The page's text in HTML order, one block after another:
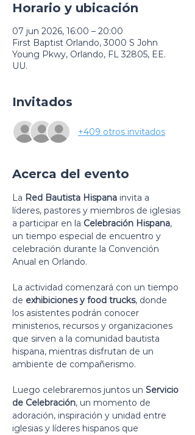
Horario y ubicación
07 jun 2026, 16:00 – 20:00
First Baptist Orlando, 3000 S John
Young Pkwy, Orlando, FL 32805, EE.
UU.
Invitados
+409 otros invitados
Acerca del evento
La Red Bautista Hispana invita a
líderes, pastores y miembros de iglesias
a participar en la Celebración Hispana,
un tiempo especial de encuentro y
celebración durante la Convención
Anual en Orlando.
La actividad comenzará con un tiempo
de exhibiciones y food trucks, donde
los asistentes podrán conocer
ministerios, recursos y organizaciones
que sirven a la comunidad bautista
hispana, mientras disfrutan de un
ambiente de compañerismo.
Luego celebraremos juntos un Servicio
de Celebración, un momento de
adoración, inspiración y unidad entre
iglesias y líderes hispanos que